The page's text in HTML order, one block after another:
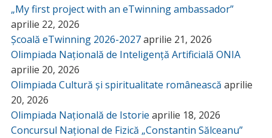
„My first project with an eTwinning ambassador”
aprilie 22, 2026
Școală eTwinning 2026-2027aprilie 21, 2026
Olimpiada Națională de Inteligență Artificială ONIA
aprilie 20, 2026
Olimpiada Cultură și spiritualitate românească aprilie
20, 2026
Olimpiada Națională de Istorie aprilie 18, 2026
Concursul Național de Fizică „Constantin Sălceanu”